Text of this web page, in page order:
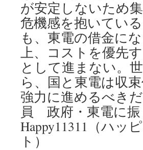
が安定しないため
危機感を抱いてい
も、東電の借金に
上、コストを優先
として進まない。
ら、国と東電は収
強力に進めるべき
員 政府・東電に
Happy11311（ハッ
ト）